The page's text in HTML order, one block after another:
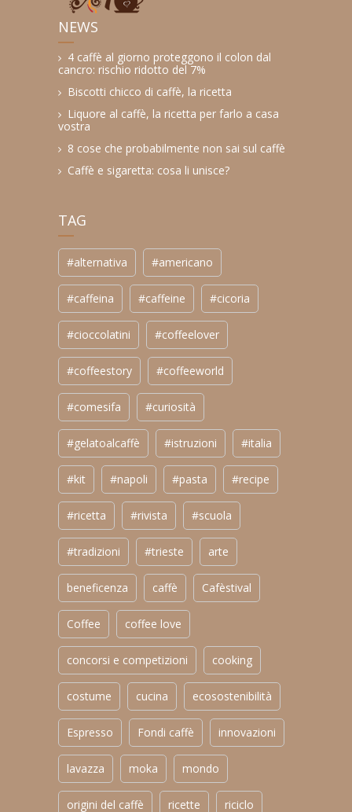
NEWS
4 caffè al giorno proteggono il colon dal
cancro: rischio ridotto del 7%
Biscotti chicco di caffè, la ricetta
Liquore al caffè, la ricetta per farlo a casa
vostra
8 cose che probabilmente non sai sul caffè
Caffè e sigaretta: cosa li unisce?
TAG
#alternativa #americano
#caffeina #caffeine #cicoria
#cioccolatini #coffeelover
#coffeestory #coffeeworld
#comesifa #curiosità
#gelatoalcaffè #istruzioni #italia
#kit #napoli #pasta #recipe
#ricetta #rivista #scuola
#tradizioni #trieste arte
beneficenza caffè Cafèstival
Coffee coffee love
concorsi e competizioni cooking
costume cucina ecosostenibilità
Espresso Fondi caffè innovazioni
lavazza moka mondo
origini del caffè ricette riciclo